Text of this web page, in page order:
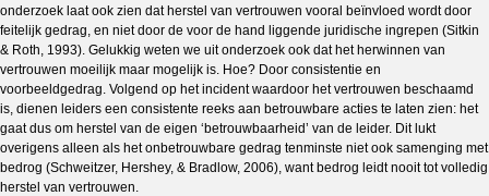
onderzoek laat ook zien dat herstel van vertrouwen vooral beïnvloed wordt door
feitelijk gedrag, en niet door de voor de hand liggende juridische ingrepen (Sitkin
& Roth, 1993). Gelukkig weten we uit onderzoek ook dat het herwinnen van
vertrouwen moeilijk maar mogelijk is. Hoe? Door consistentie en
voorbeeldgedrag. Volgend op het incident waardoor het vertrouwen beschaamd
is, dienen leiders een consistente reeks aan betrouwbare acties te laten zien: het
gaat dus om herstel van de eigen ‘betrouwbaarheid’ van de leider. Dit lukt
overigens alleen als het onbetrouwbare gedrag tenminste niet ook samenging met
bedrog (Schweitzer, Hershey, & Bradlow, 2006), want bedrog leidt nooit tot volledig
herstel van vertrouwen.